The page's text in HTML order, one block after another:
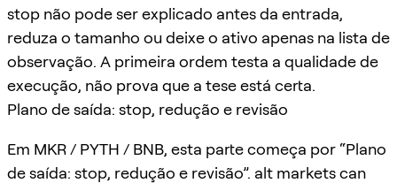
stop não pode ser explicado antes da entrada,
reduza o tamanho ou deixe o ativo apenas na lista de
observação. A primeira ordem testa a qualidade de
execução, não prova que a tese está certa.
Plano de saída: stop, redução e revisão
Em MKR / PYTH / BNB, esta parte começa por “Plano
de saída: stop, redução e revisão”. alt markets can